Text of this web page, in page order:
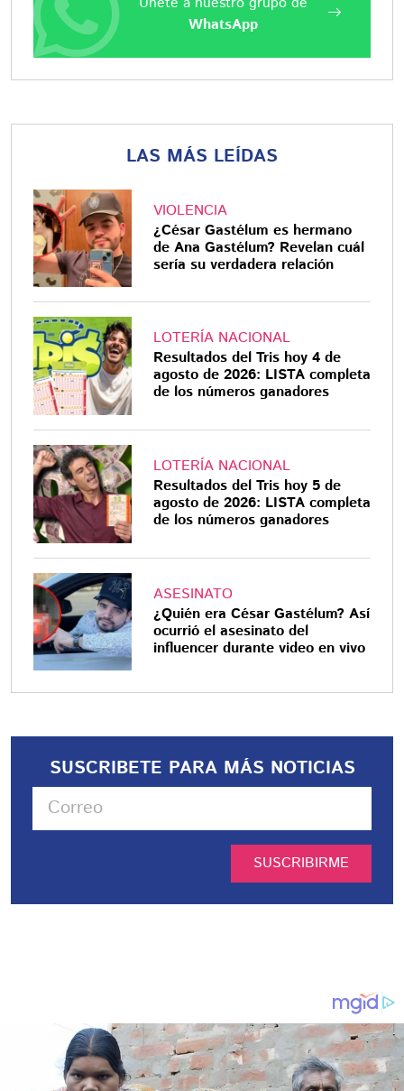
WhatsApp
LAS MÁS LEÍDAS
VIOLENCIA
¿César Gastélum es hermano
de Ana Gastélum? Revelan cuál
sería su verdadera relación
LOTERÍA NACIONAL
Resultados del Tris hoy 4 de
agosto de 2026: LISTA completa
de los números ganadores
LOTERÍA NACIONAL
Resultados del Tris hoy 5 de
agosto de 2026: LISTA completa
de los números ganadores
ASESINATO
¿Quién era César Gastélum? Así
ocurrió el asesinato del
influencer durante video en vivo
SUSCRIBETE PARA MÁS NOTICIAS
SUSCRIBIRME